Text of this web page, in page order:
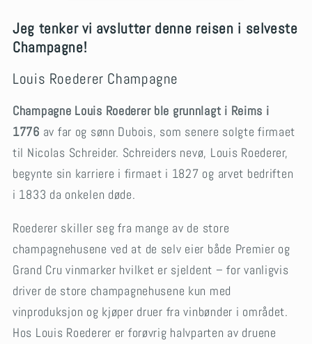
Jeg tenker vi avslutter denne reisen i selveste
Champagne!
Louis Roederer Champagne
Champagne Louis Roederer ble grunnlagt i Reims i
1776 av far og sønn Dubois, som senere solgte firmaet
til Nicolas Schreider. Schreiders nevø, Louis Roederer,
begynte sin karriere i firmaet i 1827 og arvet bedriften
i 1833 da onkelen døde.
Roederer skiller seg fra mange av de store
champagnehusene ved at de selv eier både Premier og
Grand Cru vinmarker hvilket er sjeldent – for vanligvis
driver de store champagnehusene kun med
vinproduksjon og kjøper druer fra vinbønder i området.
Hos Louis Roederer er forøvrig halvparten av druene